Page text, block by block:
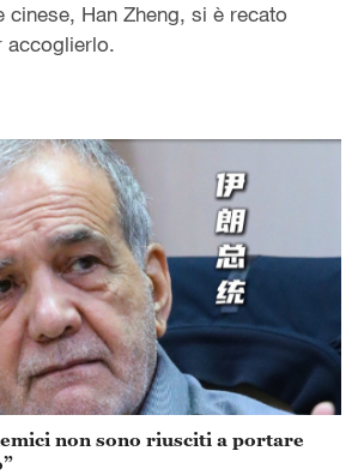
cinese, Han Zheng, si è recato
accoglierlo.
non sono riusciti a portare